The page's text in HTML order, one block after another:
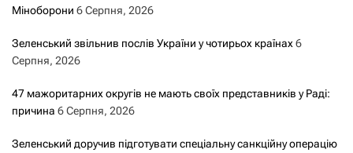
Міноборони 6 Серпня, 2026
Зеленський звільнив послів України у чотирьох країнах 6
Серпня, 2026
47 мажоритарних округів не мають своїх представників у Раді:
причина 6 Серпня, 2026
Зеленський доручив підготувати спеціальну санкційну операцію